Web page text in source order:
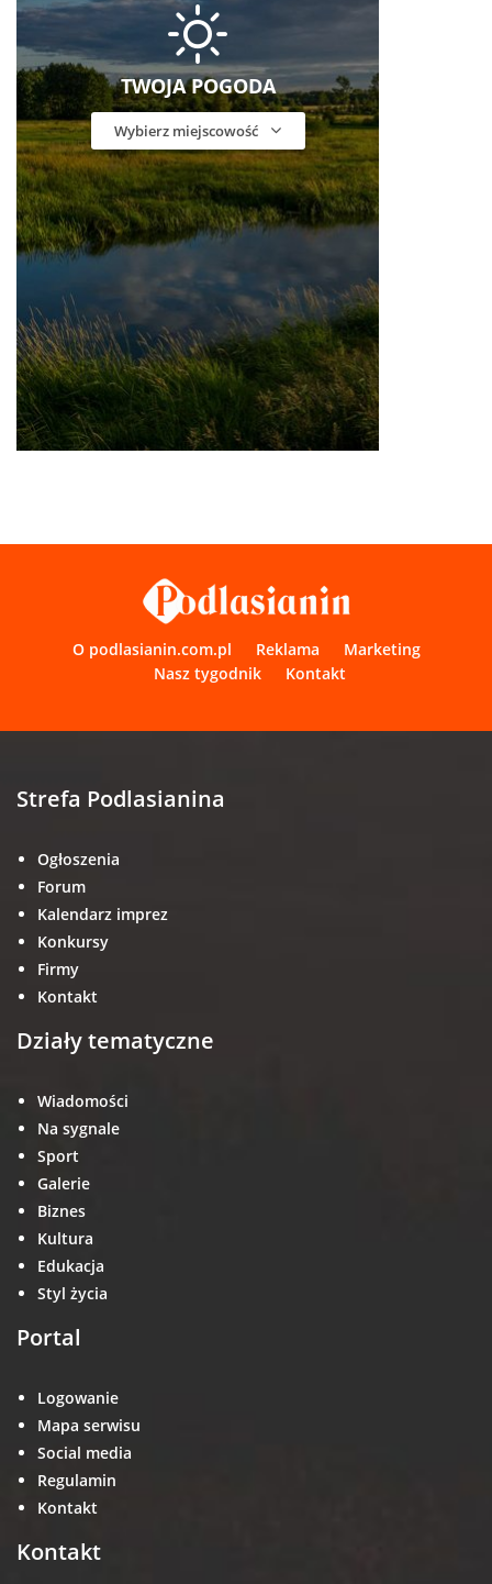
TWOJA POGODA
Wybierz miejscowość
O podlasianin.com.pl Reklama
Marketing
Nasz tygodnik
Kontakt
Strefa Podlasianina
Ogłoszenia
Forum
Kalendarz imprez
Konkursy
Firmy
Kontakt
Działy tematyczne
Wiadomości
Na sygnale
Sport
Galerie
Biznes
Kultura
Edukacja
Styl życia
Portal
Logowanie
Mapa serwisu
Social media
Regulamin
Kontakt
Kontakt